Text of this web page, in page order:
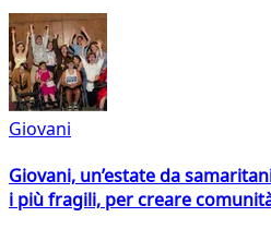
Giovani
Giovani, un’estate da
i più fragili, per creare